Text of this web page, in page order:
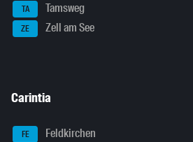
TA Tamsweg
ZE Zell am See
Carintia
FE Feldkirchen